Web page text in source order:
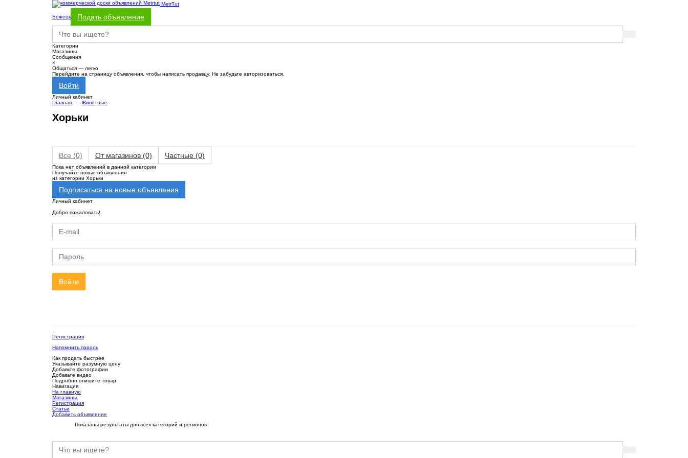
MetrTut
Бежецк Подать объявление
Категории
Магазины
Сообщения
×
Общаться — легко
Перейдите на страницу объявления, чтобы написать продавцу. Не забудьте авторизоваться.
Войти
Личный кабинет
Главная
Животные
Хорьки
Все (0) От магазинов (0) Частные (0)
Пока нет объявлений в данной категории
Получайте новые объявления
из категории Хорьки
Подписаться на новые объявления
Личный кабинет
Добро пожаловать!
Войти
Регистрация
Напомнить пароль
Как продать быстрее
Указывайте разумную цену
Добавьте фотографии
Добавьте видео
Подробно опишите товар
Навигация
На главную
Магазины
Регистрация
Статьи
Добавить объявление
Показаны результаты для всех категорий и регионов